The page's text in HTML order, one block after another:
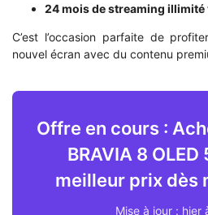
24 mois de streaming illimité
C’est l’occasion parfaite de
nouvel écran avec du contenu
Offre en cours :
BRAVIA 8
meilleur prix dès
Mise à jour : hier